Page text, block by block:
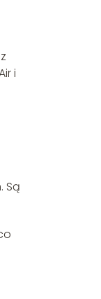
i
Są